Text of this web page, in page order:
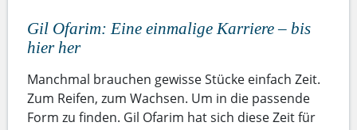
Gil Ofarim: Eine einmalige Karriere – bis
hier her
Manchmal brauchen gewisse Stücke einfach Zeit.
Zum Reifen, zum Wachsen. Um in die passende
Form zu finden. Gil Ofarim hat sich diese Zeit für